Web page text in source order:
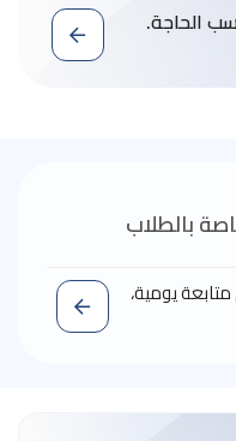
الحاجة.
بالطلاب
يومية،